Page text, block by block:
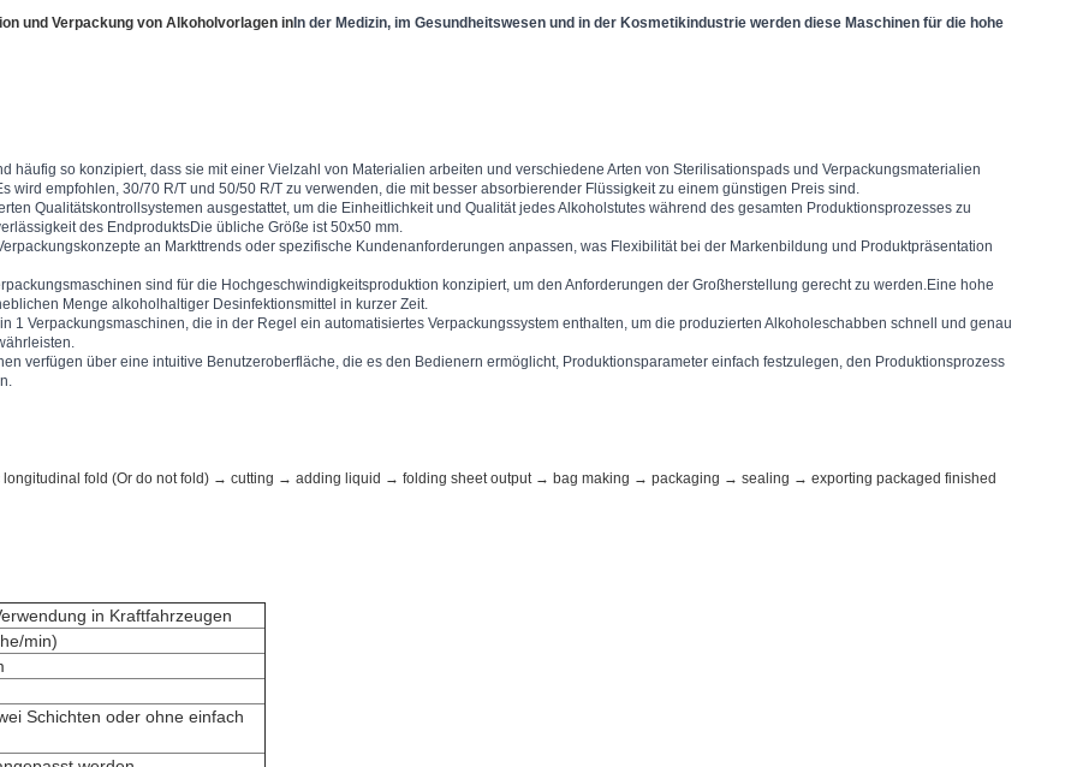
und Verpackung von Alkoholvorlagen in In der Medizin, im Gesundheitswesen und in der Kosmetikindustrie werden diese Maschinen für die hohe
häufig so konzipiert, dass sie mit einer Vielzahl von Materialien arbeiten und verschiedene Arten von Sterilisationspads und Verpackungsmaterialien
wird empfohlen, 30/70 R/T und 50/50 R/T zu verwenden, die mit besser absorbierender Flüssigkeit zu einem günstigen Preis sind.
Qualitätskontrollsystemen ausgestattet, um die Einheitlichkeit und Qualität jedes Alkoholstutes während des gesamten Produktionsprozesses zu
des EndproduktsDie übliche Größe ist 50x50 mm.
an Markttrends oder spezifische Kundenanforderungen anpassen, was Flexibilität bei der Markenbildung und Produktpräsentation
sind für die Hochgeschwindigkeitsproduktion konzipiert, um den Anforderungen der Großherstellung gerecht zu werden.Eine hohe
Menge alkoholhaltiger Desinfektionsmittel in kurzer Zeit.
1 Verpackungsmaschinen, die in der Regel ein automatisiertes Verpackungssystem enthalten, um die produzierten Alkoholeschabben schnell und genau
verfügen über eine intuitive Benutzeroberfläche, die es den Bedienern ermöglicht, Produktionsparameter einfach festzulegen, den Produktionsprozess
fold (Or do not fold) → cutting → adding liquid → folding sheet output → bag making → packaging → sealing → exporting packaged finished
in Kraftfahrzeugen
min)
Schichten oder ohne einfach